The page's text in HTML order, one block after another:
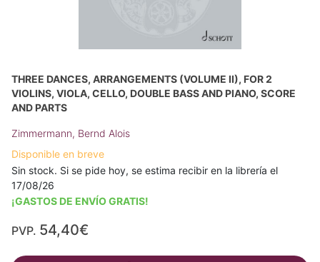
THREE DANCES, ARRANGEMENTS (VOLUME II), FOR 2
VIOLINS, VIOLA, CELLO, DOUBLE BASS AND PIANO, SCORE
AND PARTS
Zimmermann, Bernd Alois
Disponible en breve
Sin stock. Si se pide hoy, se estima recibir en la librería el
17/08/26
¡GASTOS DE ENVÍO GRATIS!
PVP. 54,40€